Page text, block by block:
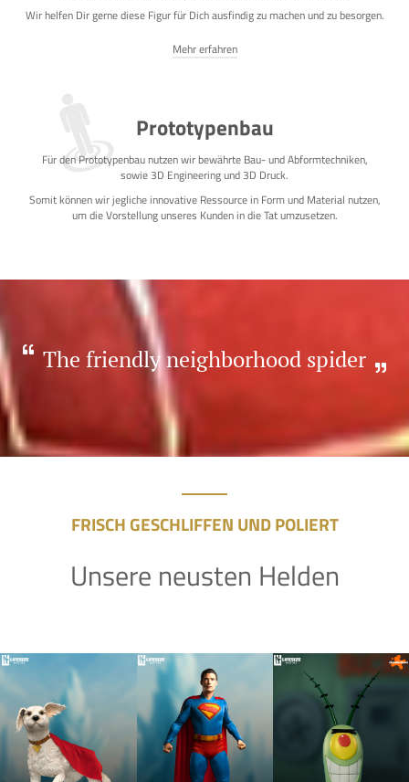
Wir helfen Dir gerne diese Figur für Dich ausfindig zu machen und zu besorgen.
Mehr erfahren
Prototypenbau
Für den Prototypenbau nutzen wir bewährte Bau- und Abformtechniken,
sowie 3D Engineering und 3D Druck.
Somit können wir jegliche innovative Ressource in Form und Material nutzen,
um die Vorstellung unseres Kunden in die Tat umzusetzen.
The friendly neighborhood spider
FRISCH GESCHLIFFEN UND POLIERT
Unsere neusten Helden